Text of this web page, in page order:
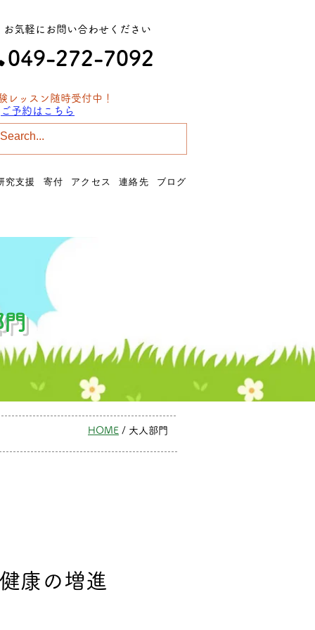
​お気軽にお問い合わせください
049-272-7092
レッスン​随時受付中！
ご予約はこちら
新宿線 南大塚駅​北口を出て徒歩1分！
究支援 寄付 アクセス 連絡先 ブログ
門
HOME / 大人部門
康の増進